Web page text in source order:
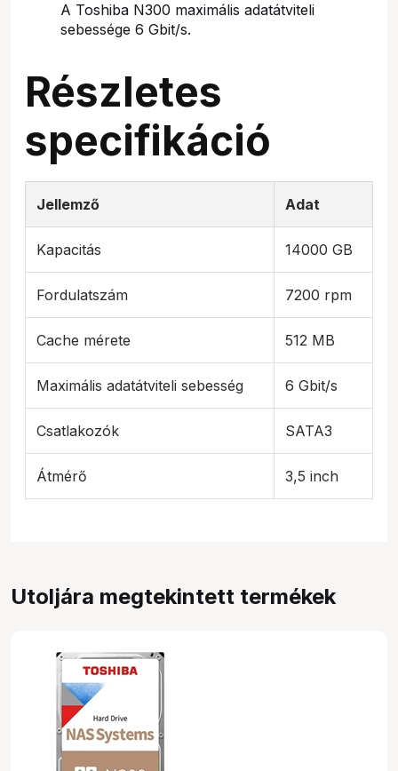
A Toshiba N300 maximális adatátviteli
sebessége 6 Gbit/s.
Részletes
specifikáció
Jellemző Adat
Kapacitás 14000 GB
Fordulatszám 7200 rpm
Cache mérete 512 MB
Maximális adatátviteli sebesség 6 Gbit/s
Csatlakozók SATA3
Átmérő 3,5 inch
Utoljára megtekintett termékek